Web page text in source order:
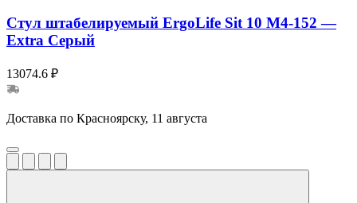
Стул штабелируемый ErgoLife Sit 10 M4-152 —
Extra Серый
13074.6 ₽
Доставка по Красноярску, 11 августа